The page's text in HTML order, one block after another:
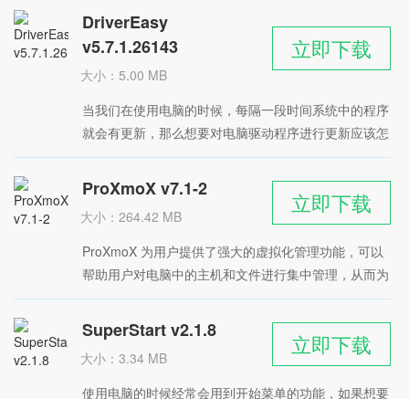
下载吧
DriverEasy
v5.7.1.26143
大小：5.00 MB
星级：
立即下载
当我们在使用电脑的时候，每隔一段时间系统中的程序
就会有更新，那么想要对电脑驱动程序进行更新应该怎
么操作呢？大家可以来试试小编带来的这款
DriverEasy 软件，这是一款出色的驱动更新工具，可
以帮助用户直观地查看系统各项信息参数，方便更好地
了解自己的电脑数据，绿色安全。
ProXmoX v7.1-2
大小：264.42 MB
星级：
立即下载
​ProXmoX 为用户提供了强大的虚拟化管理功能，可以
帮助用户对电脑中的主机和文件进行集中管理，从而为
查找和访问提供了方便，节省用户的时间软件基于
Debian Linux打造，具备了两种不同的虚拟化技术，包
括内核虚拟机和容器虚拟机，能够有效地管理服务器资
源，简单方便。
SuperStart v2.1.8
大小：3.34 MB
立即下载
使用电脑的时候经常会用到开始菜单的功能，如果想要